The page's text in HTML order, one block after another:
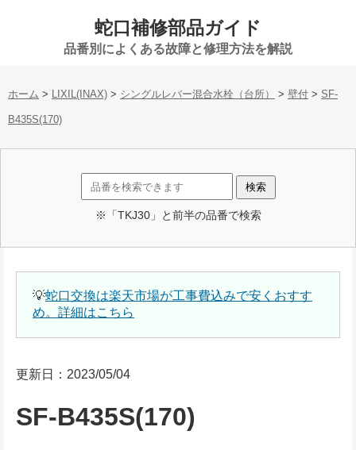
蛇口補修部品ガイド
品番別によくある故障と修理方法を解説
ホーム > LIXIL(INAX) > シングルレバー混合水栓（台所） > 壁付 > SF-
B435S(170)
※「TKJ30」と前半の品番で検索
💡蛇口交換は楽天市場が工事費込みで安くおすす
め。詳細はこちら
更新日：2023/05/04
SF-B435S(170)